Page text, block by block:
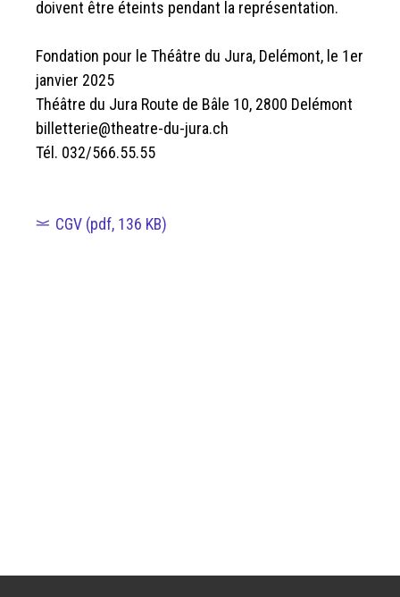
doivent être éteints pendant la représentation.
Fondation pour le Théâtre du Jura, Delémont, le 1er
janvier 2025
Théâtre du Jura Route de Bâle 10, 2800 Delémont
billetterie@theatre-du-jura.ch
Tél. 032/566.55.55
CGV (pdf, 136 KB)